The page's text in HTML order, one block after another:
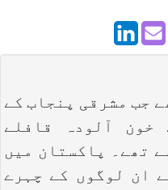
مشرقی پنجاب کے
خون آلودہ قافلے
تھے۔ پاکستان میں
ان لوگوں کے چہرے